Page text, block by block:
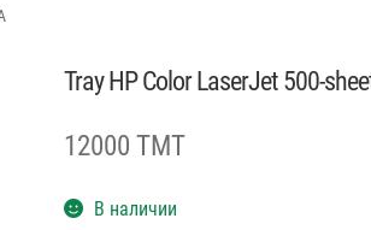
Tray HP Color LaserJet 500-
12000 TMT
В наличии